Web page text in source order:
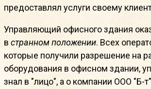
предоставлял услуги своему
Управляющий офисного здания
в странном положении. Всех
которые получили разрешение на
оборудования в офисном здании,
знал в "лицо", а о компании ООО "Б-